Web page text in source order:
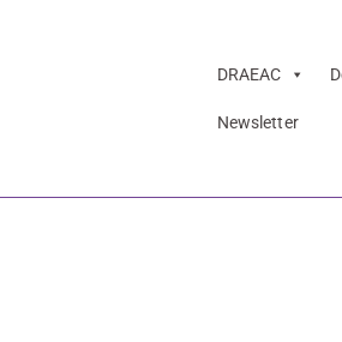
DRAEAC
Newsletter